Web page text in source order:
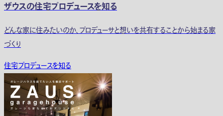
ザウスの住宅プロデュースを知る
どんな家に住みたいのか、プロデューサと想いを共有することから始まる家
づくり
住宅プロデュースを知る